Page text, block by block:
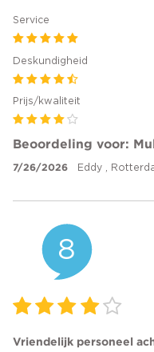
Service
Deskundigheid
Prijs/kwaliteit
Beoordeling voor:
7/26/2026 Eddy ,
8
Vriendelijk personeel